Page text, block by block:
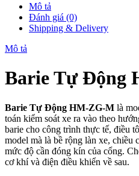
Mô tả
Đánh giá (0)
Shipping & Delivery
Mô tả
Barie Tự Động
Barie Tự Động HM-ZG-M là
toán kiểm soát xe ra vào theo
barie cho công trình thực tế, điều
model mà là bề rộng làn xe, chiều
mức độ cần đóng kín của cổng.
cơ khí và điện điều khiển về sau.